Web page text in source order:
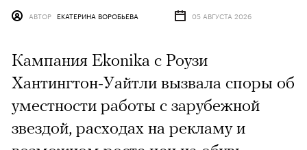
АВТОР ЕКАТЕРИНА ВОРОБЬЕВА 05 АВГУСТА 2026
Кампания Ekonika с Роузи
Хантингтон-Уайтли вызвала споры об
уместности работы с зарубежной
звездой, расходах на рекламу и